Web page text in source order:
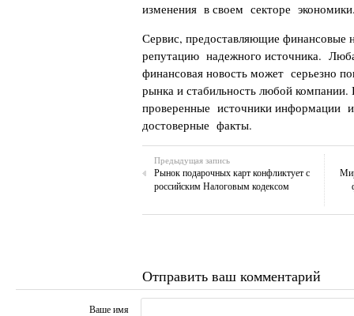
изменения в своем секторе
Сервис, предоставляющие
репутацию надежного источника.
финансовая новость может серьезно
рынка и стабильность любой
проверенные источники информации
достоверные факты.
Предыдущая запись
Рынок подарочных карт конфликтует с
российским Налоговым кодексом
Отправить ваш комментарий
Ваше имя